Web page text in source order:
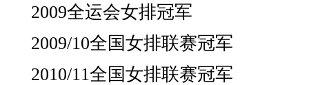
2009全运会女排冠军
2009/10全国女排联赛冠军
2010/11全国女排联赛冠军